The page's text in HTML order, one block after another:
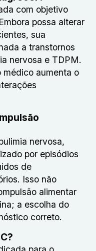
com objetivo
possa alterar
sua
a transtornos
nervosa e TDPM.
médico aumenta o
nervosa,
por episódios
de
Isso não
alimentar
a escolha do
correto.